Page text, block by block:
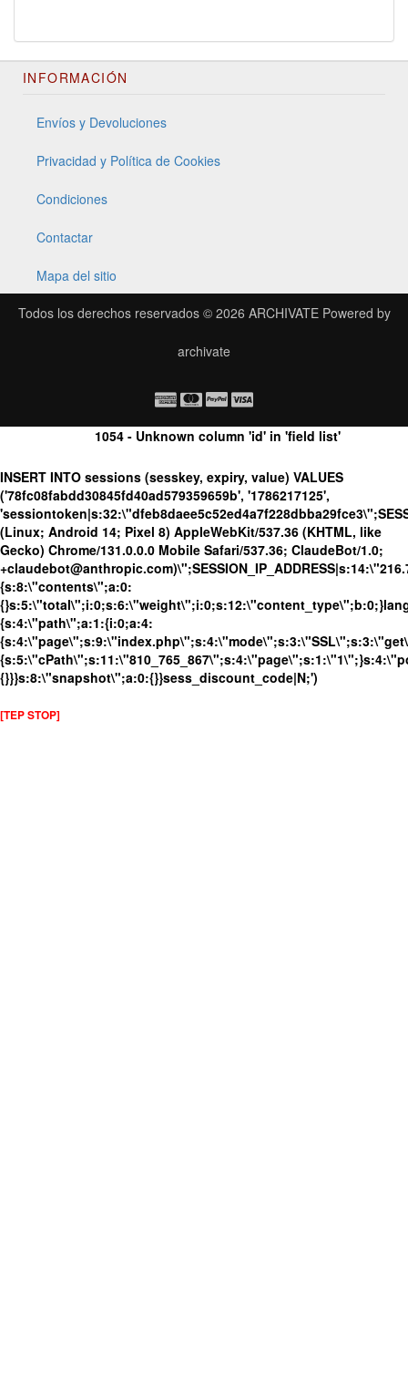
INFORMACIÓN
Envíos y Devoluciones
Privacidad y Política de Cookies
Condiciones
Contactar
Mapa del sitio
Todos los derechos reservados © 2026 ARCHIVATEPowered by
archivate
1054 - Unknown column 'id' in 'field list'
INSERT INTO sessions (sesskey, expiry, value) VALUES
('78fc08fabdd30845fd40ad579359659b', '1786217125',
(Linux; Android 14; Pixel 8) AppleWebKit/537.36 (KHTML, like
Gecko) Chrome/131.0.0.0 Mobile Safari/537.36; ClaudeBot/1.0;
{s:8:\"contents\";a:0:
{s:4:\"path\";a:1:{i:0;a:4:
{}}}s:8:\"snapshot\";a:0:{}}sess_discount_code|N;')
[TEP STOP]